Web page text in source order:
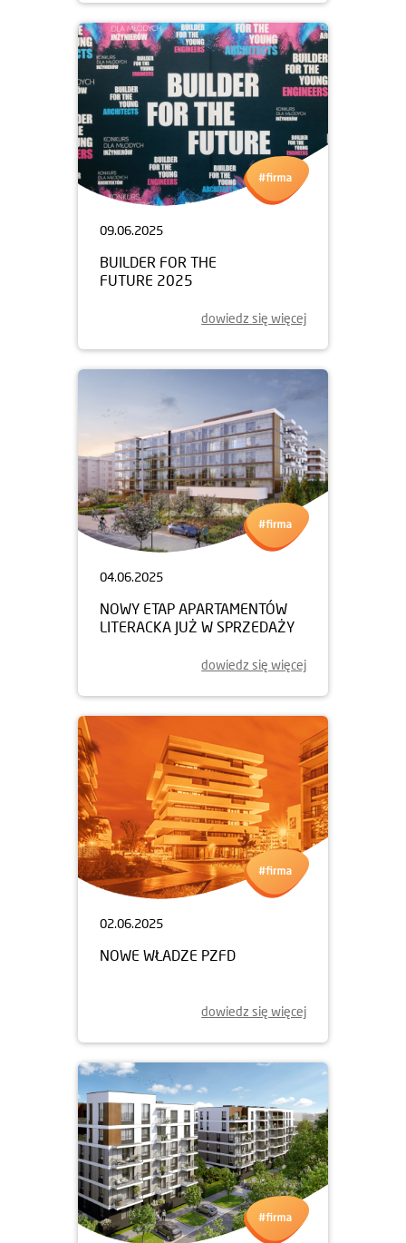
09.06.2025
BUILDER FOR THE
FUTURE 2025
dowiedz się więcej
04.06.2025
NOWY ETAP APARTAMENTÓW
LITERACKA JUŻ W SPRZEDAŻY
dowiedz się więcej
02.06.2025
NOWE WŁADZE PZFD
dowiedz się więcej